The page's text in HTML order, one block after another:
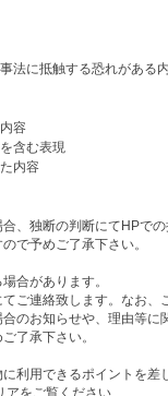
法に抵触する恐れがある
容
含む表現
内容
、独断の判断にてHPで
で予めご了承下さい。
合があります。
ご連絡致します。なお、
のお知らせや、理由等に
了承下さい。
利用できるポイントを差
アをご覧ください